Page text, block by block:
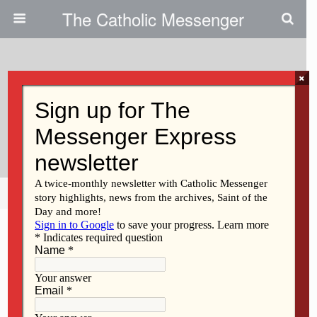
The Catholic Messenger
Apoye A La Iglesia En Europa
Central Y Oriental
Share Tweet Pin Mail
×